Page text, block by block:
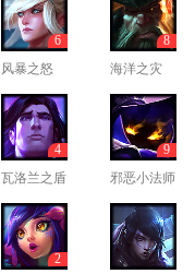
风暴之怒
6
海洋之灾
8
瓦洛兰之盾
4
邪恶小法师
9
2